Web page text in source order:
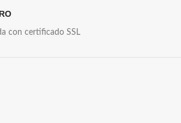
con certificado SSL